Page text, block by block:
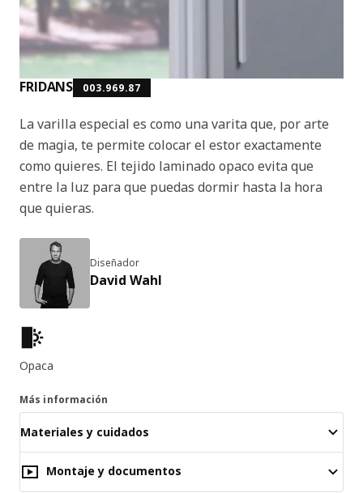
FRIDANS 003.969.87
La varilla especial es como una varita que, por arte
de magia, te permite colocar el estor exactamente
como quieres. El tejido laminado opaco evita que
entre la luz para que puedas dormir hasta la hora
que quieras.
Diseñador
David Wahl
Características del producto
Opaca
Más información
Materiales y cuidados
Montaje y documentos